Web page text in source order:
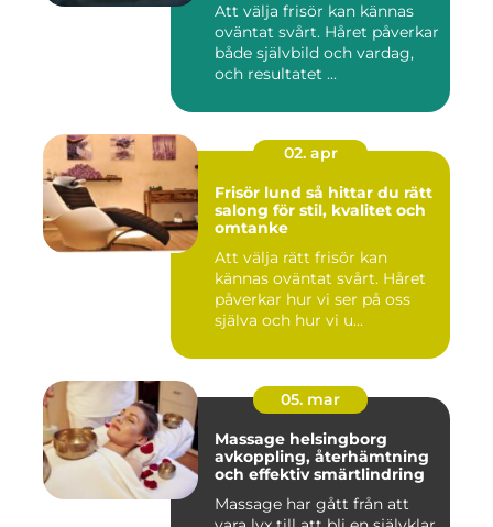
Att välja frisör kan kännas
oväntat svårt. Håret påverkar
både självbild och vardag,
och resultatet ...
02. apr
Frisör lund så hittar du rätt
salong för stil, kvalitet och
omtanke
Att välja rätt frisör kan
kännas oväntat svårt. Håret
påverkar hur vi ser på oss
själva och hur vi u...
05. mar
Massage helsingborg
avkoppling, återhämtning
och effektiv smärtlindring
Massage har gått från att